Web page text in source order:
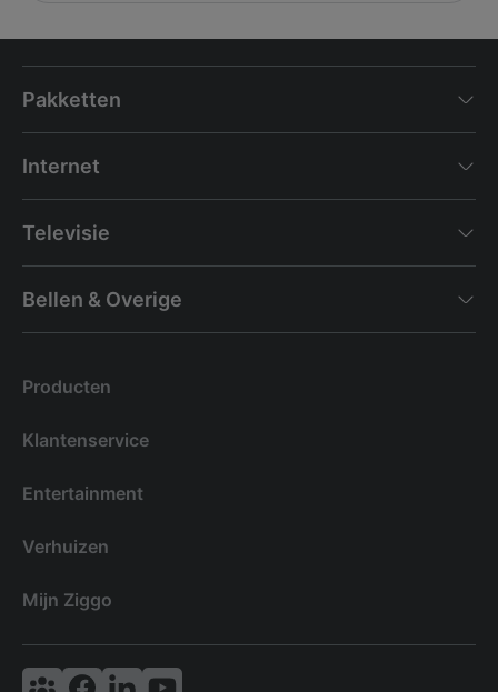
Pakketten
Internet
Televisie
Bellen & Overige
Producten
Klantenservice
Entertainment
Verhuizen
Mijn Ziggo
Vodafone & Ziggo Community
Ziggo Facebook
VodafoneZiggo LinkedIn
Ziggo YouTube